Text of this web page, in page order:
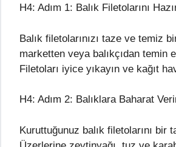
H4: Adım 1: Balık Filetolarını
Balık filetolarınızı taze ve temiz
marketten veya balıkçıdan temin
Filetoları iyice yıkayın ve kağıt
H4: Adım 2: Balıklara Baharat
Kuruttuğunuz balık filetolarını bir